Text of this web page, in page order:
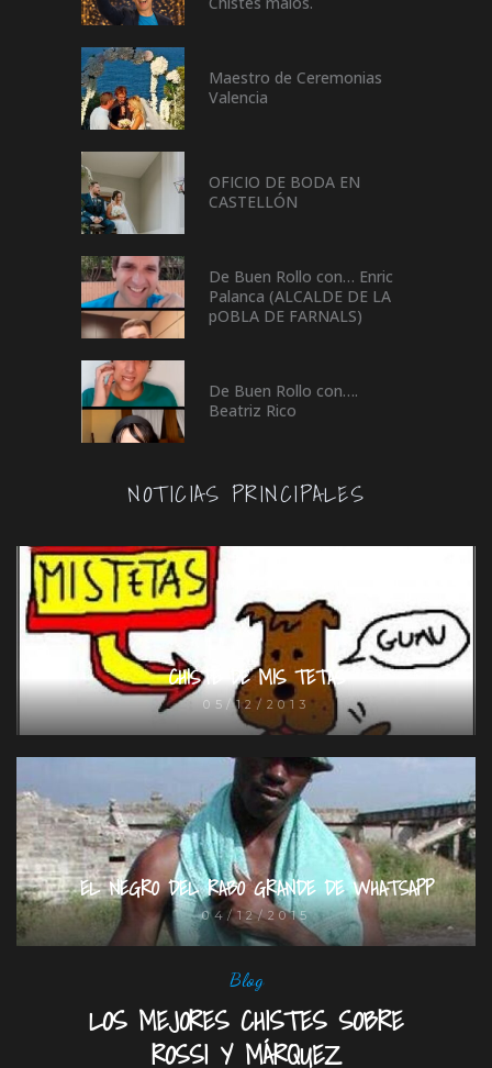
Maestro de Ceremonias
Valencia
OFICIO DE BODA EN
CASTELLÓN
De Buen Rollo con… Enric
Palanca (ALCALDE DE LA
pOBLA DE FARNALS)
De Buen Rollo con….
Beatriz Rico
NOTICIAS PRINCIPALES
CHISTE DE MIS TETAS
05/12/2013
EL NEGRO DEL RABO GRANDE DE WHATSAPP
04/12/2015
Blog
LOS MEJORES CHISTES SOBRE
ROSSI Y MÁRQUEZ